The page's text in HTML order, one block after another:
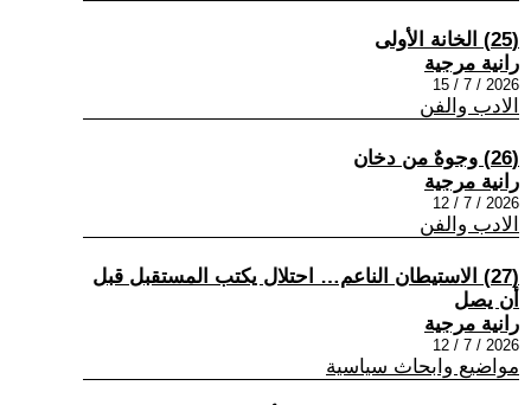
(25) الخانة الأولى
رانية مرجية
2026 / 7 / 15
الادب والفن
(26) وجوهٌ من دخان
رانية مرجية
2026 / 7 / 12
الادب والفن
(27) الاستيطان الناعم… احتلال يكتب المستقبل قبل
أن يصل
رانية مرجية
2026 / 7 / 12
مواضيع وابحاث سياسية